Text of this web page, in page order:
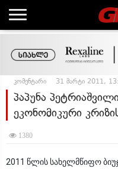
კომენტარი 31 მარტი 2011,
პაპუნა
ეკონომიკური
1380
2011 წლის სახელმწიფო